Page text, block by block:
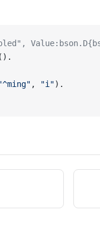
().
, "i").